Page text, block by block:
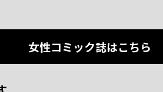
女性コミック誌はこちら